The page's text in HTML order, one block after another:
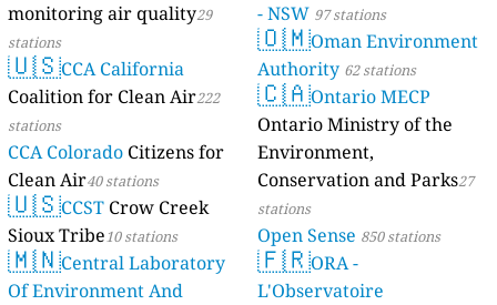
monitoring air quality29
stations
🇺🇸CCA California
Coalition for Clean Air222
stations
CCA Colorado Citizens for
Clean Air40 stations
🇺🇸CCST Crow Creek
Sioux Tribe10 stations
🇲🇳Central Laboratory
Of Environment And
- NSW 97 stations
🇴🇲Oman Environment
Authority 62 stations
🇨🇦Ontario MECP
Ontario Ministry of the
Environment,
Conservation and Parks27
stations
Open Sense 850 stations
🇫🇷ORA -
L'Observatoire